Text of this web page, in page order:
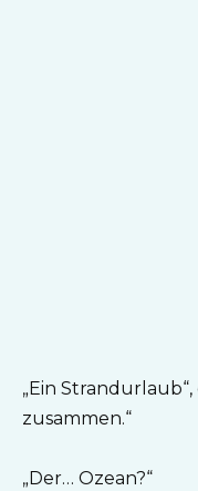
„Ein
zusammen.“
„Der… Ozean?“